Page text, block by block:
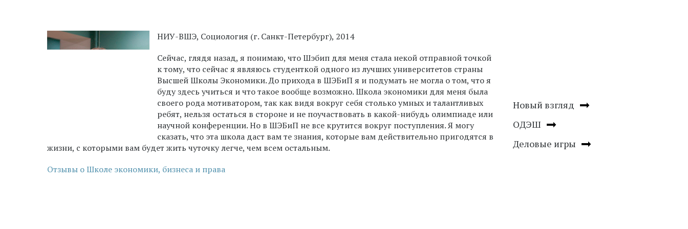
НИУ-ВШЭ, Социология (г. Санкт-Петербург), 2014
Сейчас, глядя назад, я понимаю, что Шэбип для меня стала некой отправной точкой
к тому, что сейчас я являюсь студенткой одного из лучших университетов страны
Высшей Школы Экономики. До прихода в ШЭБиП я и подумать не могла о том, что я
буду здесь учиться и что такое вообще возможно. Школа экономики для меня была
своего рода мотиватором, так как видя вокруг себя столько умных и талантливых
ребят, нельзя остаться в стороне и не поучаствовать в какой-нибудь олимпиаде или
научной конференции. Но в ШЭБиП не все крутится вокруг поступления. Я могу
сказать, что эта школа даст вам те знания, которые вам действительно пригодятся в
жизни, с которыми вам будет жить чуточку легче, чем всем остальным.
Отзывы о Школе экономики, бизнеса и права
Новый взгляд
ОДЭШ
Деловые игры